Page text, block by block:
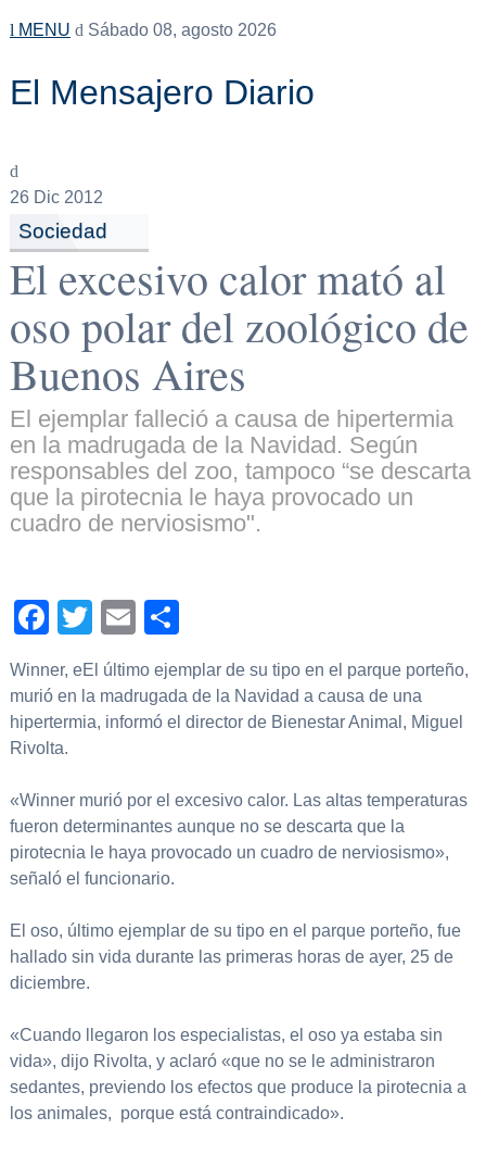
MENU Sábado 08, agosto 2026
El Mensajero Diario
26Dic 2012
Sociedad
El excesivo calor mató al
oso polar del zoológico de
Buenos Aires
El ejemplar falleció a causa de hipertermia
en la madrugada de la Navidad. Según
responsables del zoo, tampoco “se descarta
que la pirotecnia le haya provocado un
cuadro de nerviosismo".
Facebook
TwitterEmail
Winner, eEl último ejemplar de su tipo en el parque porteño,
murió en la madrugada de la Navidad a causa de una
hipertermia, informó el director de Bienestar Animal, Miguel
Rivolta.
«Winner murió por el excesivo calor. Las altas temperaturas
fueron determinantes aunque no se descarta que la
pirotecnia le haya provocado un cuadro de nerviosismo»,
señaló el funcionario.
El oso, último ejemplar de su tipo en el parque porteño, fue
hallado sin vida durante las primeras horas de ayer, 25 de
diciembre.
«Cuando llegaron los especialistas, el oso ya estaba sin
vida», dijo Rivolta, y aclaró «que no se le administraron
sedantes, previendo los efectos que produce la pirotecnia a
los animales, porque está contraindicado».